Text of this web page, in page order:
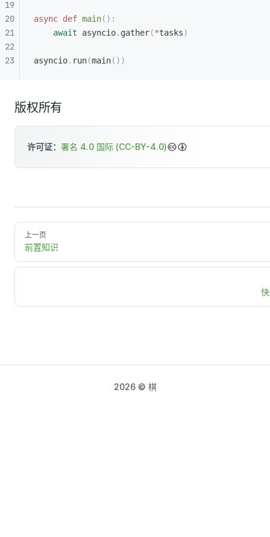
async def main():
    await
asyncio. gather(*tasks)
asyncio. run(main())
版权所有
许可证： 署名 4.0 国际 (CC-BY-4.0)
上一页
前置知识
2026 © 棋